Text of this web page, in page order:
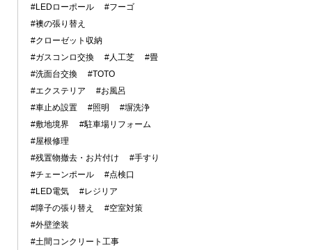
#LEDローポール
#フーゴ
#襖の張り替え
#クローゼット収納
#ガスコンロ交換
#人工芝
#畳
#洗面台交換
#TOTO
#エクステリア
#お風呂
#車止め設置
#照明
#塀洗浄
#敷地境界
#駐車場リフォーム
#屋根修理
#残置物撤去・お片付け
#手すり
#チェーンポール
#点検口
#LED電気
#レジリア
#障子の張り替え
#空室対策
#外壁塗装
#土間コンクリート工事